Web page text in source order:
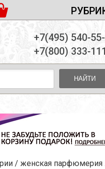
И ОПЛАТА
НАБОРЫ
НАБОРЫ
НАБОРЫ
ЛИЦОМ
ТЕЛОМ
+7(495) 540-
+7(800) 333-
НАЙТИ
/ женская парфюмерия